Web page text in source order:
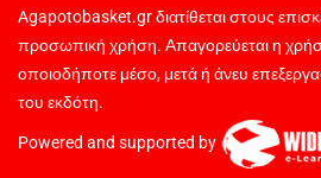
Agapotobasket.gr διατίθεται στους
προσωπική χρήση. Απαγορεύεται η
οποιοδήποτε μέσο, μετά ή άνευ
του εκδότη.
Powered and supported by